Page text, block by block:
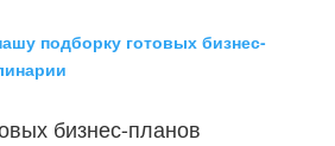
подборку готовых бизнес-
бизнес-планов